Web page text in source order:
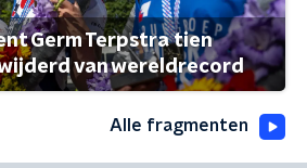
Germ Terpstra tien
van wereldrecord
Alle fragmenten